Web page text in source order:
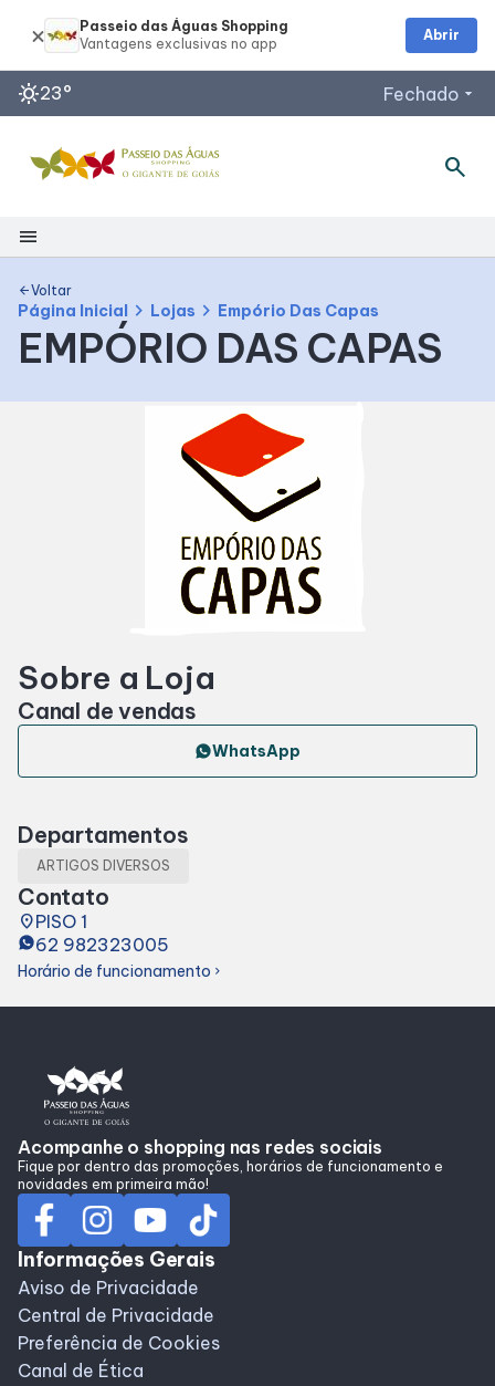
sunny23° Fechado arrow_drop_down
Horários de Funcionamento
Lojas
Acessar todos os horários
search
menu
Shopping
Mapa Interno
Como Chegar
Cinema
Lojas e Restaurantes
Lojas
Alimentação
Programa de Benefícios
arrow_backVoltar
Página Inicial chevron_right Lojas chevron_right Empório Das Capas
EMPÓRIO DAS CAPAS
Sobre a Loja
Canal de vendas
WhatsApp
Departamentos
ARTIGOS DIVERSOS
Contato
placePISO 1
62 982323005
Horário de funcionamento chevron_right
Acompanhe o shopping nas redes sociais
Fique por dentro das promoções, horários de funcionamento e
novidades em primeira mão!
Informações Gerais
Aviso de Privacidade
Central de Privacidade
Preferência de Cookies
Canal de Ética
Passeio das Águas Shopping
Abrir